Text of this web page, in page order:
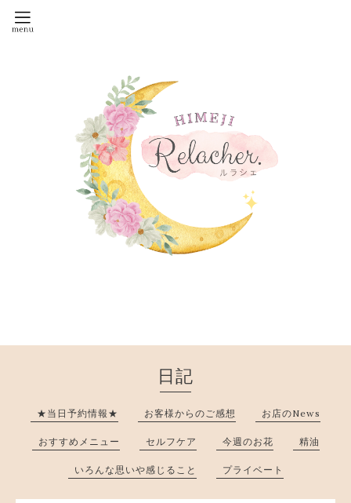
日記
★当日予約情報★ お客様からのご感想 お店のNews
おすすめメニュー セルフケア 今週のお花 精油
いろんな思いや感じること プライベート